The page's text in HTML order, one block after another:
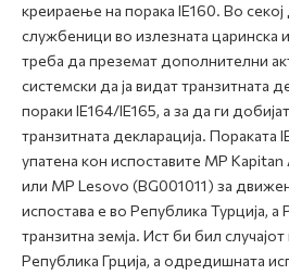
креираење на порака IE160. Во секој
службеници во излезната царинска
треба да преземат дополнителни
системски да ја видат транзитната
пораки IE164/IE165, а за да ги
транзитната декларација. Пораката
упатена кон испоставите MP Kapitan
или MP Lesovo (BG001011) за
испостaва е во Република Турција, а
транзитна земја. Ист би бил случајот
Република Грција, а одредишната